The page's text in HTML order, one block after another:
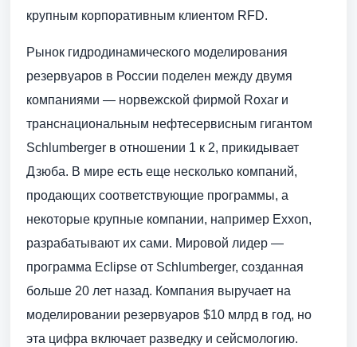
крупным корпоративным клиентом RFD.
Рынок гидродинамического моделирования
резервуаров в России поделен между двумя
компаниями — норвежской фирмой Roxar и
транснациональным нефтесервисным гигантом
Schlumberger в отношении 1 к 2, прикидывает
Дзюба. В мире есть еще несколько компаний,
продающих соответствующие программы, а
некоторые крупные компании, например Exxon,
разрабатывают их сами. Мировой лидер —
программа Eclipse от Schlumberger, созданная
больше 20 лет назад. Компания выручает на
моделировании резервуаров $10 млрд в год, но
эта цифра включает разведку и сейсмологию.